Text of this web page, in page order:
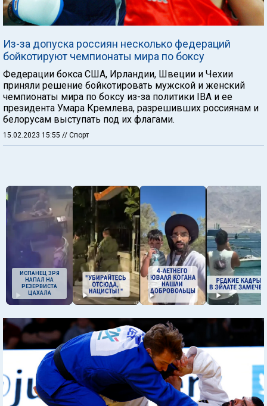
Из-за допуска россиян несколько федераций
бойкотируют чемпионаты мира по боксу
Федерации бокса США, Ирландии, Швеции и Чехии
приняли решение бойкотировать мужской и женский
чемпионаты мира по боксу из-за политики IBA и ее
президента Умара Кремлева, разрешивших россиянам и
белорусам выступать под их флагами.
15.02.2023 15:55 // Спорт
ИСПАНЕЦ ЗРЯ
НАПАЛ НА
РЕЗЕРВИСТА
ЦАХАЛА